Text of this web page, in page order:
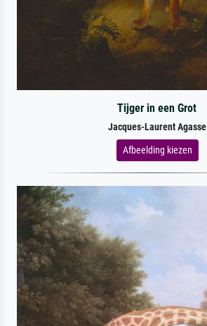
Tijger in een Grot
Jacques-Laurent Agasse
Afbeelding kiezen